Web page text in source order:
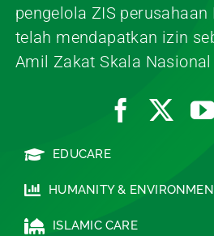
pengelola ZIS
telah mendapatkan izin
Amil Zakat Skala Nasional
EDUCARE
HUMANITY &
ISLAMIC CARE